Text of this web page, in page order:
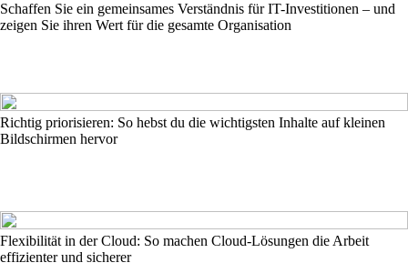
Schaffen Sie ein gemeinsames Verständnis für IT-Investitionen – und
zeigen Sie ihren Wert für die gesamte Organisation
Richtig priorisieren: So hebst du die wichtigsten Inhalte auf kleinen
Bildschirmen hervor
Flexibilität in der Cloud: So machen Cloud-Lösungen die Arbeit
effizienter und sicherer